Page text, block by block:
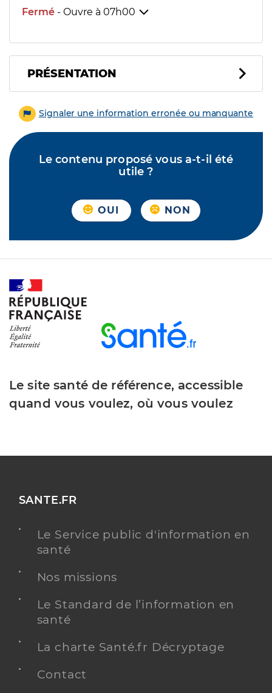
Fermé - Ouvre à 07h00
PRÉSENTATION
Signaler une information erronée ou manquante
Le contenu proposé vous a-t-il été
utile ?
OUI NON
Le site santé de référence, accessible
quand vous voulez, où vous voulez
SANTE.FR
Le Service public d'information en
santé
Nos missions
Le Standard de l’information en
santé
La charte Santé.fr Décryptage
Contact